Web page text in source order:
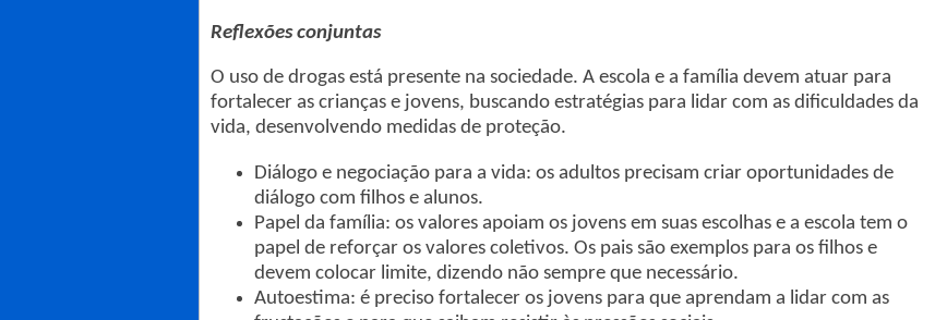
Reflexões conjuntas
O uso de drogas está presente na sociedade. A escola e a família devem atuar para
fortalecer as crianças e jovens, buscando estratégias para lidar com as dificuldades da
vida, desenvolvendo medidas de proteção.
Diálogo e negociação para a vida: os adultos precisam criar oportunidades de
diálogo com filhos e alunos.
Papel da família: os valores apoiam os jovens em suas escolhas e a escola tem o
papel de reforçar os valores coletivos. Os pais são exemplos para os filhos e
devem colocar limite, dizendo não sempre que necessário.
Autoestima: é preciso fortalecer os jovens para que aprendam a lidar com as